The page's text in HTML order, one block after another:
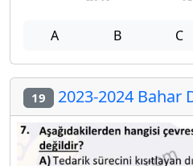
A B C
19 2023-2024 Bahar